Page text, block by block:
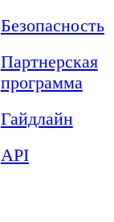
Безопасность
Партнерская
программа
Гайдлайн
API